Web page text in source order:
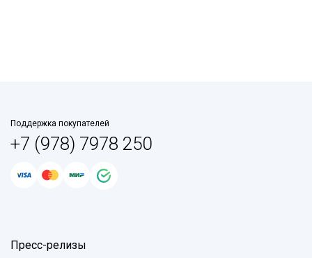
Поддержка покупателей
+7 (978) 7978 250
Пресс-релизы